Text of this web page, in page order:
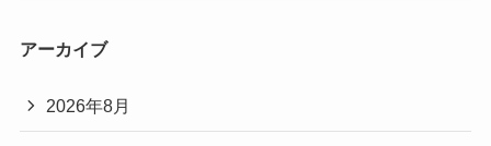
アーカイブ
2026年8月